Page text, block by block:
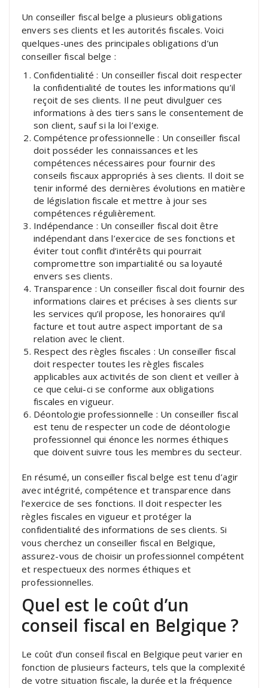
Un conseiller fiscal belge a plusieurs obligations
envers ses clients et les autorités fiscales. Voici
quelques-unes des principales obligations d’un
conseiller fiscal belge :
Confidentialité : Un conseiller fiscal doit respecter
la confidentialité de toutes les informations qu’il
reçoit de ses clients. Il ne peut divulguer ces
informations à des tiers sans le consentement de
son client, sauf si la loi l’exige.
Compétence professionnelle : Un conseiller fiscal
doit posséder les connaissances et les
compétences nécessaires pour fournir des
conseils fiscaux appropriés à ses clients. Il doit se
tenir informé des dernières évolutions en matière
de législation fiscale et mettre à jour ses
compétences régulièrement.
Indépendance : Un conseiller fiscal doit être
indépendant dans l’exercice de ses fonctions et
éviter tout conflit d’intérêts qui pourrait
compromettre son impartialité ou sa loyauté
envers ses clients.
Transparence : Un conseiller fiscal doit fournir des
informations claires et précises à ses clients sur
les services qu’il propose, les honoraires qu’il
facture et tout autre aspect important de sa
relation avec le client.
Respect des règles fiscales : Un conseiller fiscal
doit respecter toutes les règles fiscales
applicables aux activités de son client et veiller à
ce que celui-ci se conforme aux obligations
fiscales en vigueur.
Déontologie professionnelle : Un conseiller fiscal
est tenu de respecter un code de déontologie
professionnel qui énonce les normes éthiques
que doivent suivre tous les membres du secteur.
En résumé, un conseiller fiscal belge est tenu d’agir
avec intégrité, compétence et transparence dans
l’exercice de ses fonctions. Il doit respecter les
règles fiscales en vigueur et protéger la
confidentialité des informations de ses clients. Si
vous cherchez un conseiller fiscal en Belgique,
assurez-vous de choisir un professionnel compétent
et respectueux des normes éthiques et
professionnelles.
Quel est le coût d’un
conseil fiscal en Belgique ?
Le coût d’un conseil fiscal en Belgique peut varier en
fonction de plusieurs facteurs, tels que la complexité
de votre situation fiscale, la durée et la fréquence